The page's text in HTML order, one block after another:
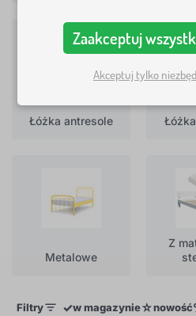
Łóżka antresole
Metalowe
Z
Filtry ✓w magazynie☆nowość
Zaakceptuj
Akceptuj tylko